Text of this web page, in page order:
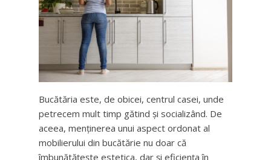
Bucătăria este, de obicei, centrul casei, unde
petrecem mult timp gătind și socializând. De
aceea, menținerea unui aspect ordonat al
mobilierului din bucătărie nu doar că
îmbunătățește estetica, dar și eficiența în